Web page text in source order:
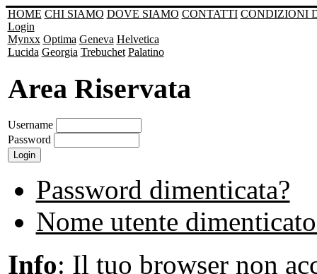
HOME CHI SIAMO DOVE SIAMO CONTATTI CONDIZIONI
Login
Mynxx Optima Geneva Helvetica
Lucida Georgia Trebuchet Palatino
Area Riservata
Username
Password
Password dimenticata?
Nome utente
Info: Il tuo browser non